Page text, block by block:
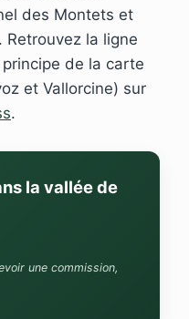
des Montets et
. Retrouvez la ligne
de la carte
et Vallorcine) sur
.
la vallée de
une commission,